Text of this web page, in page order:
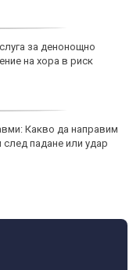
за денонощно
на хора в риск
Какво да направим
след падане или удар